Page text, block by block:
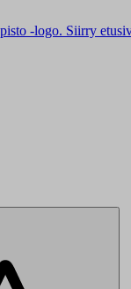
Siirry